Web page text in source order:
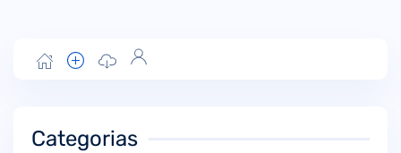
Categorias